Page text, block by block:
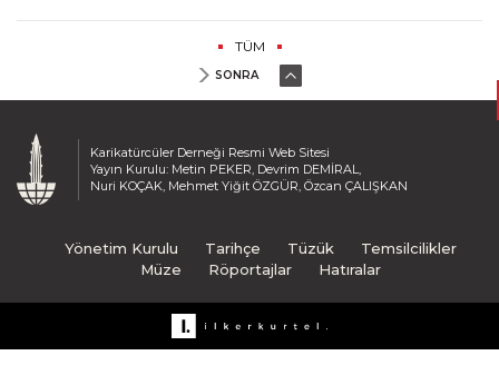
TÜM
SONRA
Karikatürcüler Derneği Resmi Web Sitesi
Yayın Kurulu: Metin PEKER, Devrim DEMİRAL,
Nuri KOÇAK, Mehmet Yiğit ÖZGÜR, Özcan ÇALIŞKAN
Yönetim Kurulu Tarihçe Tüzük
Temsilcilikler
Müze
Röportajlar Hatıralar